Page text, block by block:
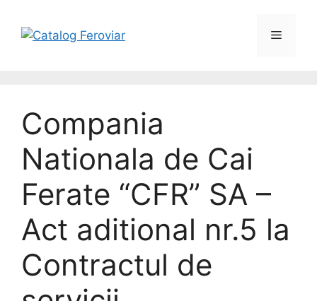
Compania
Nationala de Cai
Ferate “CFR” SA –
Act aditional nr.5 la
Contractul de